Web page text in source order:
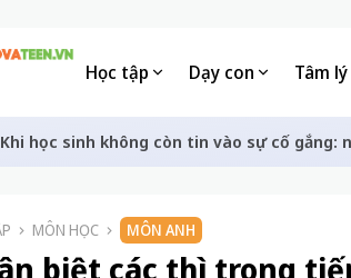
Học tập Dạy con Tâm lý
Khi học sinh không còn tin vào sự cố gắng:
MÔN HỌC MÔN ANH
biệt các thì trong